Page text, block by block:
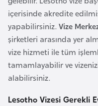
içerisinde akredite
yapabilirsiniz. Vize
şirketleri arasında yer
vize hizmeti ile tüm
tamamlayabilir ve
alabilirsiniz.
Lesotho Vizesi Gerekli
o
s
n
a
H
e
r
s